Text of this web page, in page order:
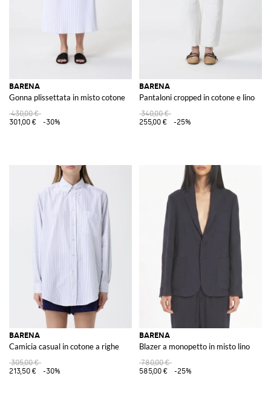
BARENA
Gonna plissettata in misto cotone
430,00 €
301,00 €
-30%
BARENA
Pantaloni cropped in cotone e lino
340,00 €
255,00 €
-25%
BARENA
Camicia casual in cotone a righe
305,00 €
213,50 €
-30%
BARENA
Blazer a monopetto in misto lino
780,00 €
585,00 €
-25%